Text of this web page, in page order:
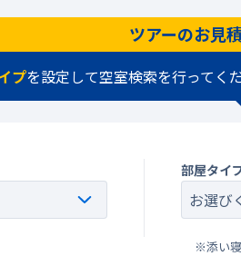
ツアーのお見
プを設定して空室検索を行ってく
部屋タイ
※添い